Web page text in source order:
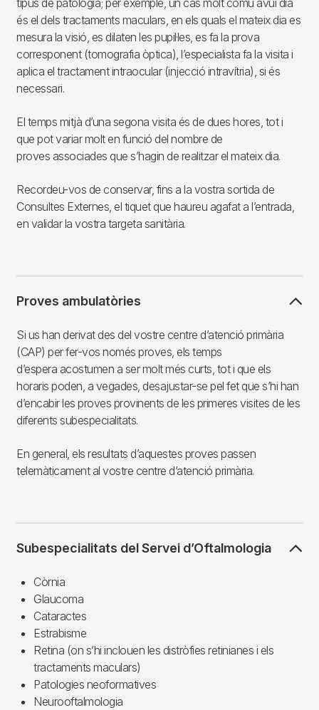
és el dels tractaments maculars, en els quals el mateix dia es
mesura la visió, es dilaten les pupil·les, es fa la prova
corresponent (tomografia òptica), l’especialista fa la visita i
aplica el tractament intraocular (injecció intravítria), si és
necessari.
El temps mitjà d’una segona visita és de dues hores, tot i
que pot variar molt en funció del nombre de
proves associades que s’hagin de realitzar el mateix dia.
Recordeu-vos de conservar, fins a la vostra sortida de
Consultes Externes, el tiquet que haureu agafat a l’entrada,
en validar la vostra targeta sanitària.
Proves ambulatòries
Si us han derivat des del vostre centre d’atenció primària
(CAP) per fer-vos només proves, els temps
d’espera acostumen a ser molt més curts, tot i que els
horaris poden, a vegades, desajustar-se pel fet que s’hi han
d’encabir les proves provinents de les primeres visites de les
diferents subespecialitats.
En general, els resultats d’aquestes proves passen
telemàticament al vostre centre d’atenció primària.
Subespecialitats del Servei d’Oftalmologia
Còrnia
Glaucoma
Cataractes
Estrabisme
Retina (on s’hi inclouen les distròfies retinianes i els
tractaments maculars)
Patologies neoformatives
Neurooftalmologia